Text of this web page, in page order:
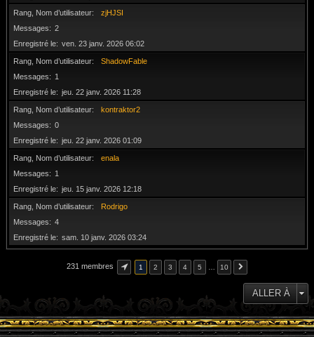
Rang, Nom d’utilisateur
zjHJSI
Messages
2
Enregistré le
ven. 23 janv. 2026 06:02
Rang, Nom d’utilisateur
ShadowFable
Messages
1
Enregistré le
jeu. 22 janv. 2026 11:28
Rang, Nom d’utilisateur
kontraktor2
Messages
0
Enregistré le
jeu. 22 janv. 2026 01:09
Rang, Nom d’utilisateur
enala
Messages
1
Enregistré le
jeu. 15 janv. 2026 12:18
Rang, Nom d’utilisateur
Rodrigo
Messages
4
Enregistré le
sam. 10 janv. 2026 03:24
231 membres 1 2 3 4 5 10
ALLER À